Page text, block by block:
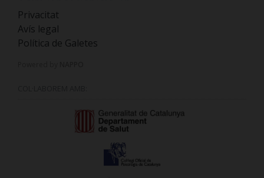
Privacitat
Avís legal
Política de Galetes